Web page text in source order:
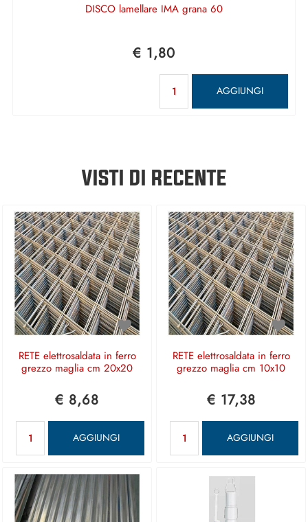
DISCO lamellare IMA grana 60
€ 1,80
AGGIUNGI
VISTI DI RECENTE
RETE elettrosaldata in ferro
grezzo maglia cm 20x20
€ 8,68
AGGIUNGI
RETE elettrosaldata in ferro
grezzo maglia cm 10x10
€ 17,38
AGGIUNGI